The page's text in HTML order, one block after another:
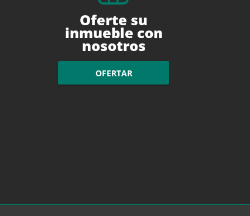
Oferte su
inmueble con
nosotros
OFERTAR